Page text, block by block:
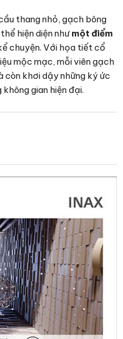
thang nhỏ, gạch bông
hiện diện như một điểm
chuyện. Với họa tiết cổ
mộc mạc, mỗi viên gạch
còn khơi dậy những ký ức
gian hiện đại.